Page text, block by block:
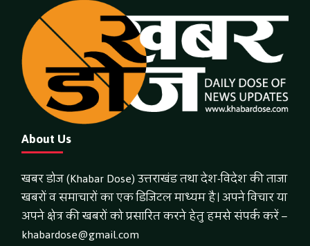
About Us
खबर डोज (Khabar Dose) उत्तराखंड तथा देश-विदेश की ताजा
खबरों व समाचारों का एक डिजिटल माध्यम है। अपने विचार या
अपने क्षेत्र की खबरों को प्रसारित करने हेतु हमसे संपर्क करें –
khabardose@gmail.com